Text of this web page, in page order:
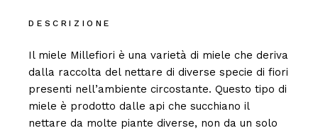
DESCRIZIONE
Il miele Millefiori è una varietà di miele che deriva
dalla raccolta del nettare di diverse specie di fiori
presenti nell’ambiente circostante. Questo tipo di
miele è prodotto dalle api che succhiano il
nettare da molte piante diverse, non da un solo